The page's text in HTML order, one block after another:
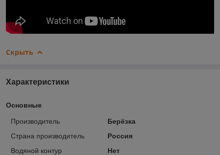
Скрыть
Характеристики
Основные
Производитель
Берёзка
Страна производитель
Россия
Водяной контур
Нет